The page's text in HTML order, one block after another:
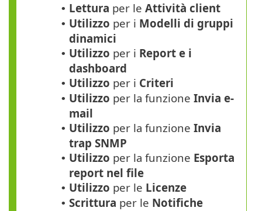
• Lettura per le Attività client
• Utilizzo per i Modelli di gruppi
dinamici
• Utilizzo per i Report e i
dashboard
• Utilizzo per i Criteri
• Utilizzo per la funzione Invia e-
mail
• Utilizzo per la funzione Invia
trap SNMP
• Utilizzo per la funzione Esporta
report nel file
• Utilizzo per le Licenze
• Scrittura per le Notifiche